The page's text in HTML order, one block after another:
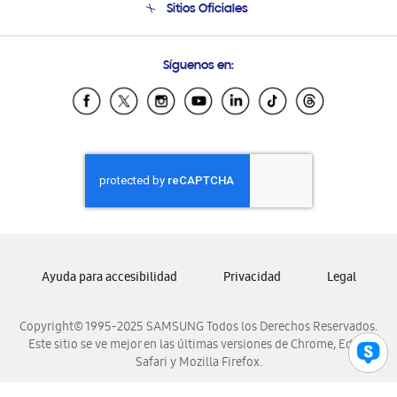
Condiciones de Compra
Soporte vía eMail
Sitios Oficiales
Samsung Ecuador
Samsung El Salvador
Samsung Honduras
Samsung Nicaragua
Samsung Panamá
Samsung Venezuela
Síguenos en:
Copyright© 1995-2025 SAMSUNG Todos los Derechos Reservados.
Este sitio se ve mejor en las últimas versiones de Chrome, Edge,
Safari y Mozilla Firefox.
Ayuda para accesibilidad Privacidad Legal